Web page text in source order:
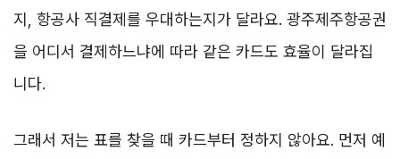
지, 항공사 직결제를 우대하는지가 달라요. 광주제주항공권
을 어디서 결제하느냐에 따라 같은 카드도 효율이 달라집
니다.
그래서 저는 표를 찾을 때 카드부터 정하지 않아요. 먼저 예